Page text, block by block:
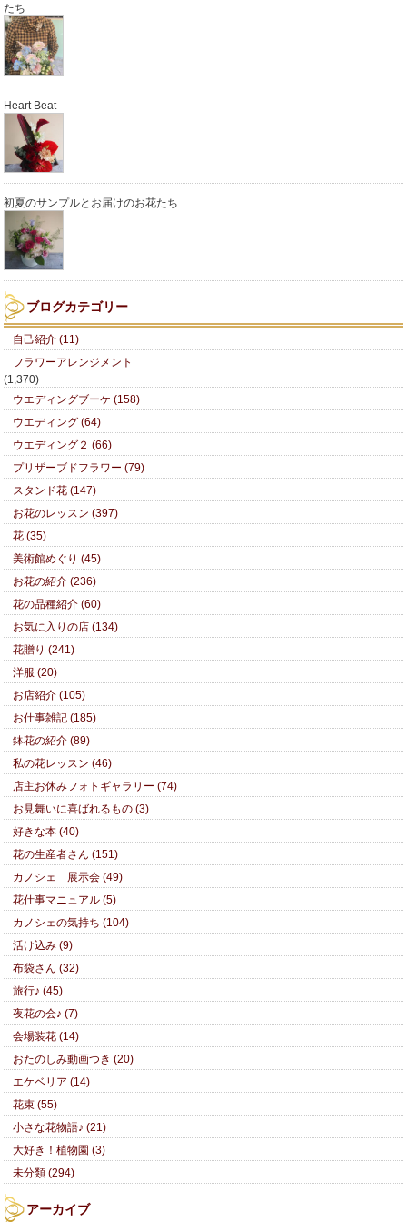
たち
Heart Beat
初夏のサンプルとお届けのお花たち
ブログカテゴリー
自己紹介 (11)
フラワーアレンジメント
(1,370)
ウエディングブーケ (158)
ウエディング (64)
ウエディング２ (66)
プリザーブドフラワー (79)
スタンド花 (147)
お花のレッスン (397)
花 (35)
美術館めぐり (45)
お花の紹介 (236)
花の品種紹介 (60)
お気に入りの店 (134)
花贈り (241)
洋服 (20)
お店紹介 (105)
お仕事雑記 (185)
鉢花の紹介 (89)
私の花レッスン (46)
店主お休みフォトギャラリー (74)
お見舞いに喜ばれるもの (3)
好きな本 (40)
花の生産者さん (151)
カノシェ 展示会 (49)
花仕事マニュアル (5)
カノシェの気持ち (104)
活け込み (9)
布袋さん (32)
旅行♪ (45)
夜花の会♪ (7)
会場装花 (14)
おたのしみ動画つき (20)
エケベリア (14)
花束 (55)
小さな花物語♪ (21)
大好き！植物園 (3)
未分類 (294)
アーカイブ